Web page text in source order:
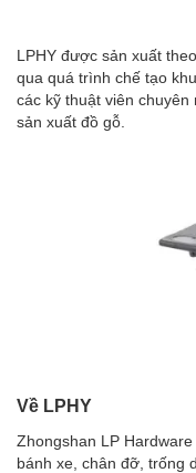
LPHY được sản xuất
qua quá trình chế tạo
các kỹ thuật viên
sản xuất đồ gỗ.
Về LPHY
Zhongshan LP
bánh xe, chân đỡ, trống